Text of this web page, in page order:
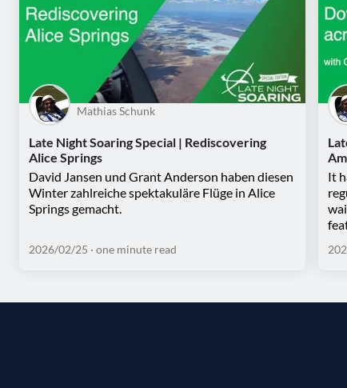
Mathias Schunk
Late Night Soaring Special | Rediscovering
Alice Springs
David Jansen und Grant Anderson haben diesen
Winter zahlreiche spektakuläre Flüge in Alice
Springs gemacht.
2026/02/25 · one minute read
It